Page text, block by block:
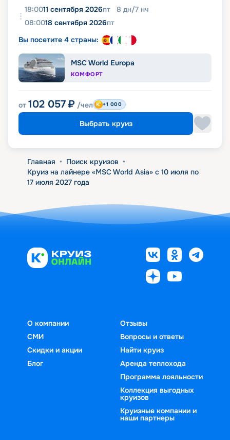
18:0011 сентября 2026пт 8 дн/7 нч
08:0018 сентября 2026пт
Вы посетите 4 страны:
MSC World Europa
КОМФОРТ
от 102 057 ₽ /чел +1 000
Выбрать круиз
Главная • Поиск круизов •
Круиз на лайнере «MSC World Asia» с 10 июля по
17 июля 2027 года
О компании
СМИ
Скидки и акции
Блог
Отзывы
Вопросы и ответы
Найти круиз
Аренда теплохода
Программа лояльности
Коллекция выгодных
круизов
Круизные компании и
наши партнеры